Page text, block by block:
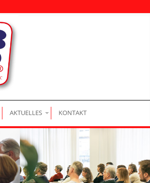
AKTUELLES KONTAKT